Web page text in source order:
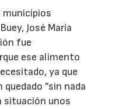
municipios
José María
fue
ese alimento
ya que
”sin nada
situación unos